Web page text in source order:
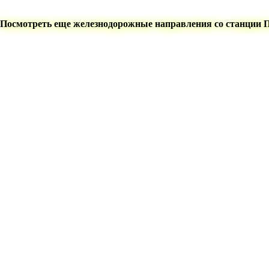
Посмотреть еще железнодорожные направления со станции